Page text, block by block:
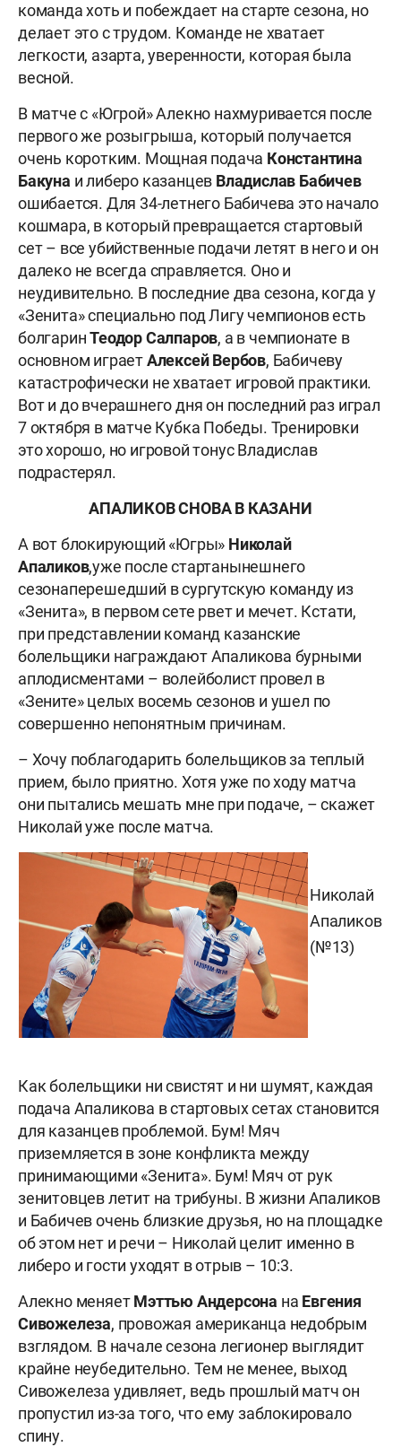
команда хоть и побеждает на старте сезона, но
делает это с трудом. Команде не хватает
легкости, азарта, уверенности, которая была
весной.
В матче с «Югрой» Алекно нахмуривается после
первого же розыгрыша, который получается
очень коротким. Мощная подача Константина
Бакуна и либеро казанцев Владислав Бабичев
ошибается. Для 34-летнего Бабичева это начало
кошмара, в который превращается стартовый
сет – все убийственные подачи летят в него и он
далеко не всегда справляется. Оно и
неудивительно. В последние два сезона, когда у
«Зенита» специально под Лигу чемпионов есть
болгаринТеодор Салпаров, а в чемпионате в
основном играетАлексей Вербов, Бабичеву
катастрофически не хватает игровой практики.
Вот и до вчерашнего дня он последний раз играл
7 октября в матче Кубка Победы. Тренировки
это хорошо, но игровой тонус Владислав
подрастерял.
АПАЛИКОВ СНОВА В КАЗАНИ
А вот блокирующий «Югры» Николай
Апаликов,уже после стартанынешнего
сезонаперешедший в сургутскую команду из
«Зенита», в первом сете рвет и мечет. Кстати,
при представлении команд казанские
болельщики награждают Апаликова бурными
аплодисментами – волейболист провел в
«Зените» целых восемь сезонов и ушел по
совершенно непонятным причинам.
– Хочу поблагодарить болельщиков за теплый
прием, было приятно. Хотя уже по ходу матча
они пытались мешать мне при подаче, – скажет
Николай уже после матча.
Николай
Апаликов
(№13)
Как болельщики ни свистят и ни шумят, каждая
подача Апаликова в стартовых сетах становится
для казанцев проблемой. Бум! Мяч
приземляется в зоне конфликта между
принимающими «Зенита». Бум! Мяч от рук
зенитовцев летит на трибуны. В жизни Апаликов
и Бабичев очень близкие друзья, но на площадке
об этом нет и речи – Николай целит именно в
либеро и гости уходят в отрыв – 10:3.
Алекно меняетМэттью Андерсона на Евгения
Сивожелеза, провожая американца недобрым
взглядом. В начале сезона легионер выглядит
крайне неубедительно. Тем не менее, выход
Сивожелеза удивляет, ведь прошлый матч он
пропустил из-за того, что ему заблокировало
спину.